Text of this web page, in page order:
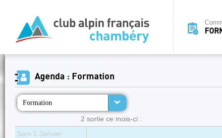
Agenda : Formation
Formation
2 sortie ce mois-ci :
Sam 1 Janvier